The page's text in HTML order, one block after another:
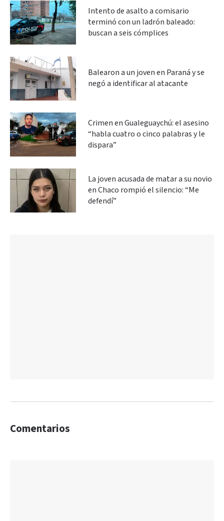
Intento de asalto a comisario
terminó con un ladrón baleado:
buscan a seis cómplices
Balearon a un joven en Paraná y se
negó a identificar al atacante
Crimen en Gualeguaychú: el asesino
“habla cuatro o cinco palabras y le
dispara”
La joven acusada de matar a su novio
en Chaco rompió el silencio: “Me
defendí”
Comentarios